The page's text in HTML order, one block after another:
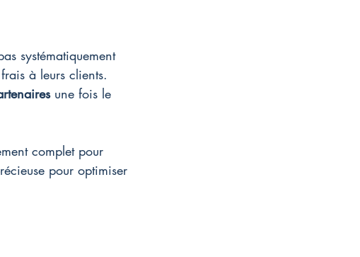
systématiquement
à leurs clients.
une fois le
complet pour
pour optimiser